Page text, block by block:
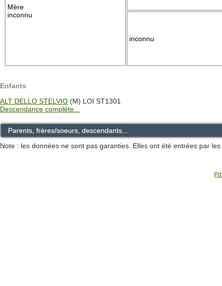
Mère
inconnu
inconnu
Enfants
ALT DELLO STELVIO (M) LOI ST1301
Descendance complète...
Parents, frères/soeurs, descendants...
Note : les données ne sont pas garanties. Elles ont été entrées par